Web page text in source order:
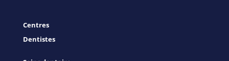
Centres
Dentistes